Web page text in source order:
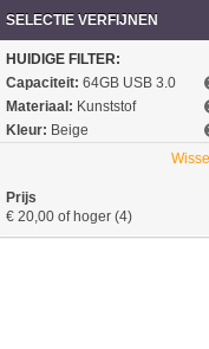
SELECTIE VERFIJNEN
HUIDIGE FILTER:
Capaciteit: 64GB USB 3.0
Materiaal: Kunststof
Kleur: Beige
Prijs
€ 20,00 of hoger (4)